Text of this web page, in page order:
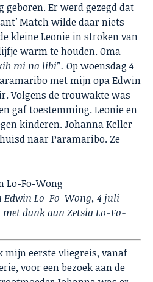
geboren. Er werd gezegd dat
Match wilde daar niets
kleine Leonie in stroken van
warm te houden. Oma
mi na libi”. Op woensdag 4
met mijn opa Edwin
Volgens de trouwakte was
gaf toestemming. Leonie en
kinderen. Johanna Keller
naar Paramaribo. Ze
Edwin Lo-Fo-Wong, 4 juli
met dank aan Zetsia Lo-Fo-
eerste vliegreis, vanaf
voor een bezoek aan de